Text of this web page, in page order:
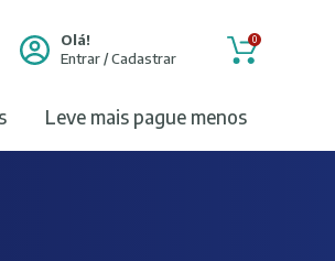
Olá!
Entrar / Cadastrar
0
leve mais pague menos